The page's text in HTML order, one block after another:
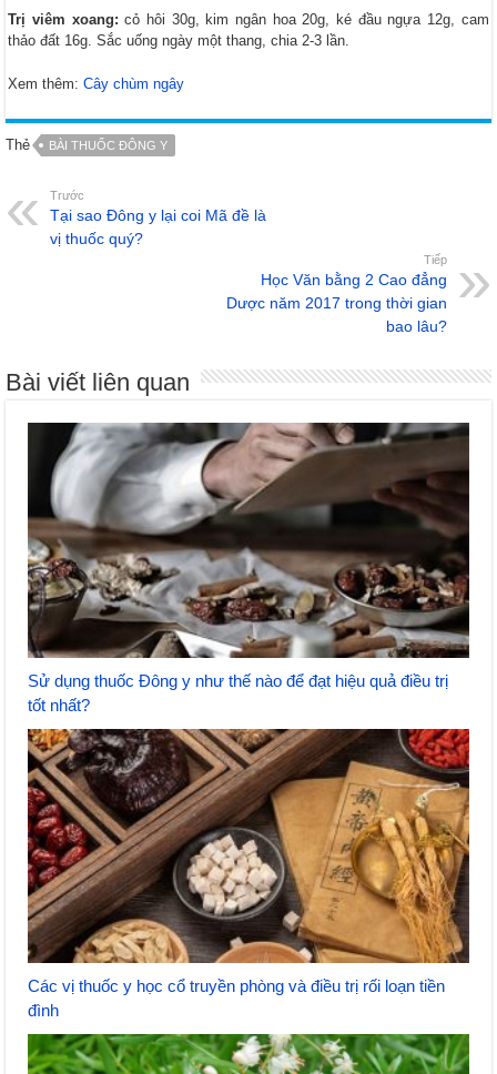
Trị viêm xoang: cỏ hôi 30g, kim ngân hoa 20g, ké đầu ngựa 12g, cam
thảo đất 16g. Sắc uống ngày một thang, chia 2-3 lần.
Xem thêm:Cây chùm ngây
Thẻ BÀI THUỐC ĐÔNG Y
Trước
Tại sao Đông y lại coi Mã đề là
vị thuốc quý?
Tiếp
Học Văn bằng 2 Cao đẳng
Dược năm 2017 trong thời gian
bao lâu?
Bài viết liên quan
Sử dụng thuốc Đông y như thế nào để đạt hiệu quả điều trị
tốt nhất?
Các vị thuốc y học cổ truyền phòng và điều trị rối loạn tiền
đình